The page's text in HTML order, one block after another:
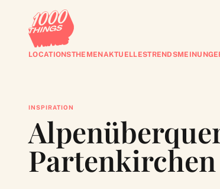
LOCATIONSTHEMENAKTUELLESTRENDSMEINUNG
INSPIRATION